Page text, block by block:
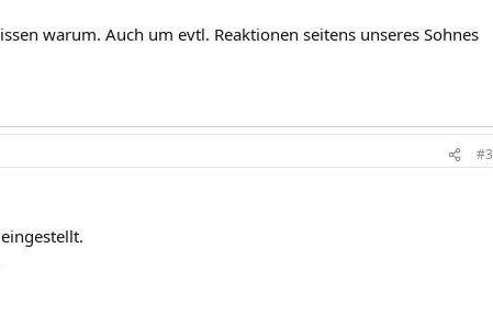
warum. Auch um evtl. Reaktionen seitens unseres Sohnes
#3